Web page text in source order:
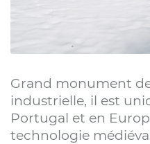
Grand monument
industrielle, il est
Portugal et en
technologie